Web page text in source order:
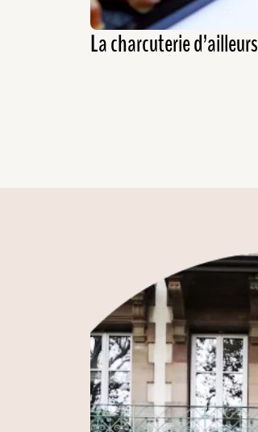
La charcuterie d’ailleurs